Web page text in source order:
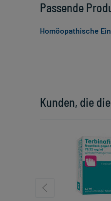
Kunden, die
Passende
Homöopathische